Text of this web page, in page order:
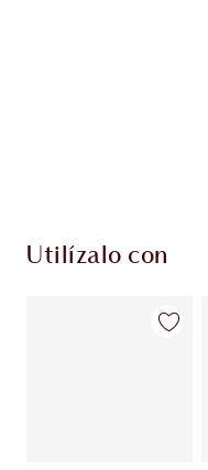
Utilízalo con